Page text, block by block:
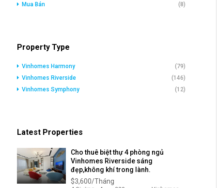
Mua Bán
(8)
Property Type
Vinhomes Harmony
(79)
Vinhomes Riverside
(146)
Vinhomes Symphony
(12)
Latest Properties
Cho thuê biệt thự 4 phòng ngủ
Vinhomes Riverside sáng
đẹp,không khí trong lành.
$3,600/Tháng